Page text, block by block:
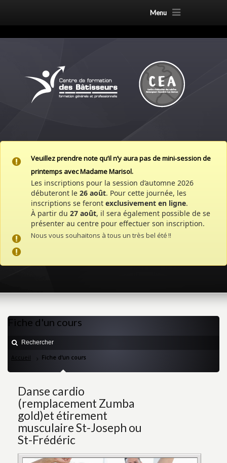
Menu
Veuillez prendre note qu’il n’y aura pas de mini‑session de
printemps avec Madame Marisol.
Les inscriptions pour la session d’automne 2026
débuteront le 26 août. Pour cette journée, les
inscriptions se feront exclusivement en ligne.
À partir du 27 août, il sera également possible de se
présenter au centre pour effectuer son inscription.
Nous vous souhaitons à tous un très bel été !!
Fiche d'un cours
Accueil Fiche d'un cours
Danse cardio
(remplacement Zumba
gold)et étirement
musculaire St-Joseph ou
St-Frédéric